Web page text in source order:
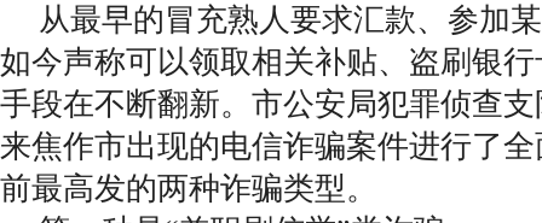
从最早的冒充熟人要求汇款、参加
如今声称可以领取相关补贴、盗刷银
手段在不断翻新。市公安局犯罪侦查
来焦作市出现的电信诈骗案件进行了
前最高发的两种诈骗类型。